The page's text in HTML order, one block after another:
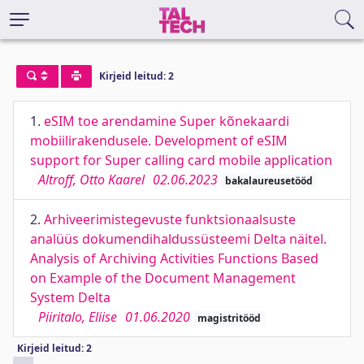
Kirjeid leitud: 2
1. eSIM toe arendamine Super kõnekaardi
mobiilirakendusele. Development of eSIM
support for Super calling card mobile application
Altroff, Otto Kaarel 02.06.2023 bakalaureusetööd
2. Arhiveerimistegevuste funktsionaalsuste
analüüs dokumendihaldussüsteemi Delta näitel.
Analysis of Archiving Activities Functions Based
on Example of the Document Management
System Delta
Piiritalo, Eliise 01.06.2020 magistritööd
Kirjeid leitud: 2